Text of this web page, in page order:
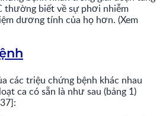
thường biết về sự phơi nhiễm
dương tính của họ hơn. (Xem
các triệu chứng bệnh khác nhau
ca có sẵn là như sau (bảng 1)